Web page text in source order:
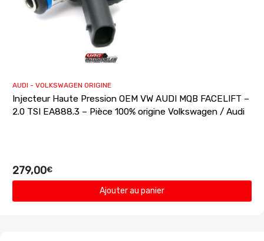
AUDI - VOLKSWAGEN ORIGINE
Injecteur Haute Pression OEM VW AUDI MQB FACELIFT –
2.0 TSI EA888.3 – Pièce 100% origine Volkswagen / Audi
279,00€
Ajouter au panier